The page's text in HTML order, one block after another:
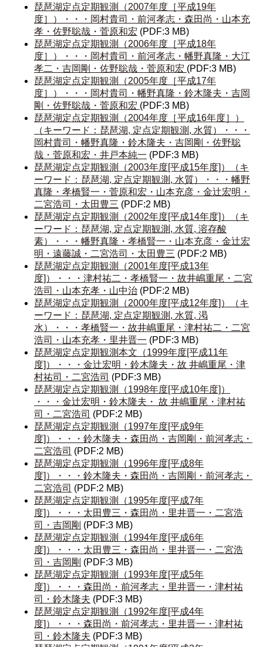
琵琶湖定点定期観測（2007年度［平成19年
度］）・・・岡村貴司・前河孝志・森田尚・山本充
孝・佐野聡哉・菅原和宏 (PDF:3 MB)
琵琶湖定点定期観測（2006年度［平成18年
度］）・・・岡村貴司・前河孝志・幡野真隆・大江
孝二・吉岡剛・佐野聡哉・菅原和宏 (PDF:3 MB)
琵琶湖定点定期観測（2005年度［平成17年
度］）・・・岡村貴司・幡野真隆・鈴木隆夫・吉岡
剛・佐野聡哉・菅原和宏 (PDF:3 MB)
琵琶湖定点定期観測（2004年度［平成16年度］）
（キーワード：琵琶湖, 定点定期観測, 水質）・・・
岡村貴司・幡野真隆・鈴木隆夫・吉岡剛・佐野聡
哉・菅原和宏・井戸本純一 (PDF:3 MB)
琵琶湖定点定期観測（2003年度[平成15年度]）（キ
ーワード：琵琶湖, 定点定期観測, 水質）・・・幡野
真隆・孝橋賢一・菅原和宏・山本充彦・金辻宏明・
二宮浩司・太田豊三 (PDF:2 MB)
琵琶湖定点定期観測（2002年度[平成14年度]）（キ
ーワード：琵琶湖, 定点定期観測, 水質, 溶存酸
素）・・・幡野真隆・孝橋賢一・山本充彦・金辻宏
明・遠藤誠・二宮浩司・太田豊三 (PDF:2 MB)
琵琶湖定点定期観測（2001年度[平成13年
度]）・・・津村祐二・孝橋賢一・故井嶋重尾・二宮
浩司・山本充孝・山中治 (PDF:2 MB)
琵琶湖定点定期観測（2000年度[平成12年度]）（キ
ーワード：琵琶湖, 定点定期観測, 水質, 渇
水）・・・孝橋賢一・故井嶋重尾・津村祐二・二宮
浩司・山本充孝・里井晋一 (PDF:3 MB)
琵琶湖定点定期観測本文（1999年度[平成11年
度]）・・・金辻宏明・鈴木隆夫・故 井嶋重尾・津
村祐司・二宮浩司 (PDF:3 MB)
琵琶湖定点定期観測（1998年度[平成10年度]）
・・・金辻宏明・鈴木隆夫・ 故 井嶋重尾・津村祐
司・二宮浩司 (PDF:2 MB)
琵琶湖定点定期観測（1997年度[平成9年
度]）・・・鈴木隆夫・森田尚・吉岡剛・前河孝志・
二宮浩司 (PDF:2 MB)
琵琶湖定点定期観測（1996年度[平成8年
度]）・・・鈴木隆夫・森田尚・吉岡剛・前河孝志・
二宮浩司 (PDF:2 MB)
琵琶湖定点定期観測（1995年度[平成7年
度]）・・・太田豊三・森田尚・里井晋一・二宮浩
司・吉岡剛 (PDF:3 MB)
琵琶湖定点定期観測（1994年度[平成6年
度]）・・・太田豊三・森田尚・里井晋一・二宮浩
司・吉岡剛 (PDF:3 MB)
琵琶湖定点定期観測（1993年度[平成5年
度]）・・・森田尚・前河孝志・里井晋一・津村祐
司・鈴木隆夫 (PDF:3 MB)
琵琶湖定点定期観測（1992年度[平成4年
度]）・・・森田尚・前河孝志・里井晋一・津村祐
司・鈴木隆夫 (PDF:3 MB)